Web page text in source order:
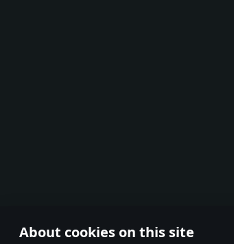
About cookies on this site